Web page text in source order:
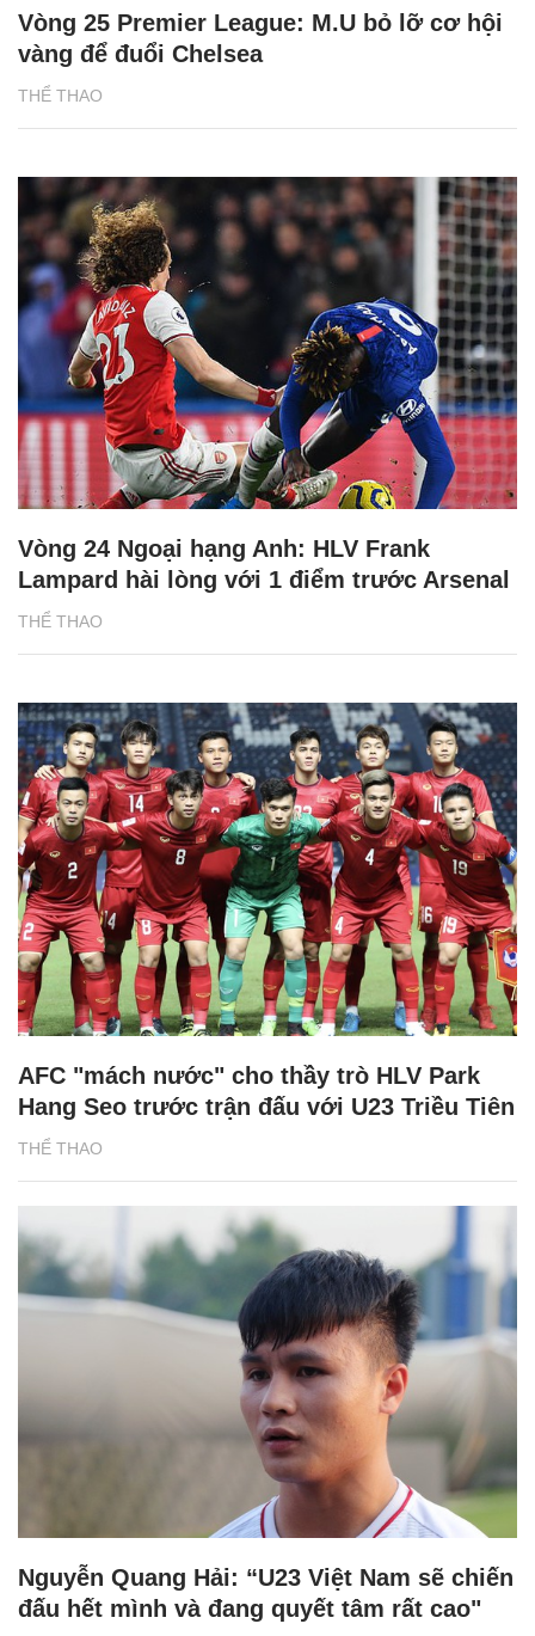
THỂ THAO
Vòng 25 Premier League: M.U bỏ lỡ cơ hội
vàng để đuổi Chelsea
THỂ THAO
Vòng 24 Ngoại hạng Anh: HLV Frank
Lampard hài lòng với 1 điểm trước Arsenal
THỂ THAO
AFC "mách nước" cho thầy trò HLV Park
Hang Seo trước trận đấu với U23 Triều Tiên
Nguyễn Quang Hải: “U23 Việt Nam sẽ chiến
đấu hết mình và đang quyết tâm rất cao"